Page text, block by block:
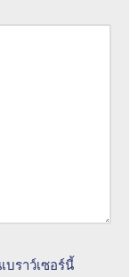
ราว์เซอร์นี้